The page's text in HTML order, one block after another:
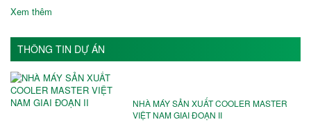
Xem thêm
THÔNG TIN DỰ ÁN
NHÀ MÁY SẢN XUẤT COOLER MASTER
VIỆT NAM GIAI ĐOẠN II